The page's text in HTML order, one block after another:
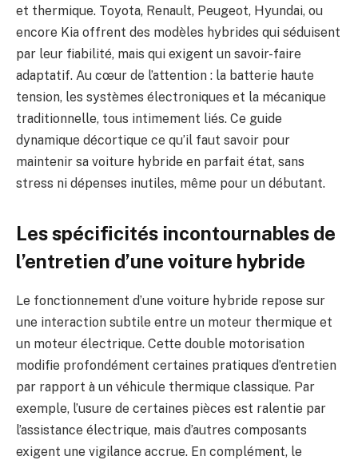
et thermique. Toyota, Renault, Peugeot, Hyundai, ou
encore Kia offrent des modèles hybrides qui séduisent
par leur fiabilité, mais qui exigent un savoir-faire
adaptatif. Au cœur de l’attention : la batterie haute
tension, les systèmes électroniques et la mécanique
traditionnelle, tous intimement liés. Ce guide
dynamique décortique ce qu’il faut savoir pour
maintenir sa voiture hybride en parfait état, sans
stress ni dépenses inutiles, même pour un débutant.
Les spécificités incontournables de
l’entretien d’une voiture hybride
Le fonctionnement d’une voiture hybride repose sur
une interaction subtile entre un moteur thermique et
un moteur électrique. Cette double motorisation
modifie profondément certaines pratiques d’entretien
par rapport à un véhicule thermique classique. Par
exemple, l’usure de certaines pièces est ralentie par
l’assistance électrique, mais d’autres composants
exigent une vigilance accrue. En complément, le